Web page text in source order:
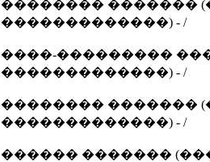
�������� �������
�������������) - /
����-���������
�������������) - /
�������� �������
�������������) - /
������ �������